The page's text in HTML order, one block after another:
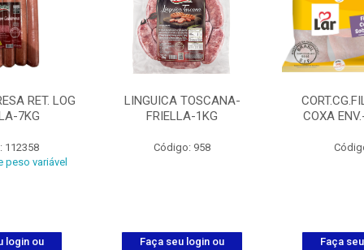
RET. LOG
7KG
112358
peso variável
login ou
LINGUICA TOSCANA-
FRIELLA-1KG
Código: 958
Faça seu login ou
COXA
Faça